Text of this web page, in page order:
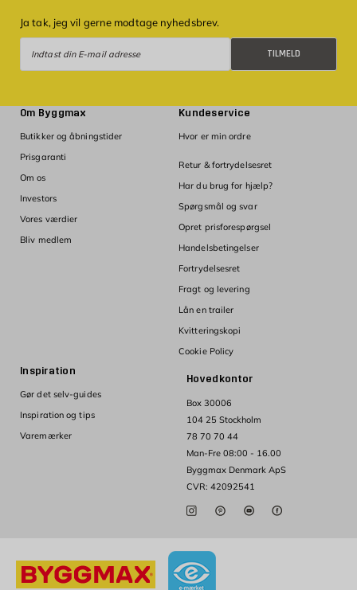
Ja tak, jeg vil gerne modtage nyhedsbrev.
TILMELD
Hovedkontor
Box 30006
104 25 Stockholm
78 70 70 44
Man-Fre 08:00 - 16.00
Byggmax Denmark ApS
CVR: 42092541
Om Byggmax
Butikker og åbningstider
Prisgaranti
Om os
Investors
Vores værdier
Bliv medlem
Kundeservice
Hvor er min ordre
Retur & fortrydelsesret
Har du brug for hjælp?
Spørgsmål og svar
Opret prisforespørgsel
Handelsbetingelser
Fortrydelsesret
Fragt og levering
Lån en trailer
Kvitteringskopi
Cookie Policy
Inspiration
Gør det selv-guides
Inspiration og tips
Varemærker